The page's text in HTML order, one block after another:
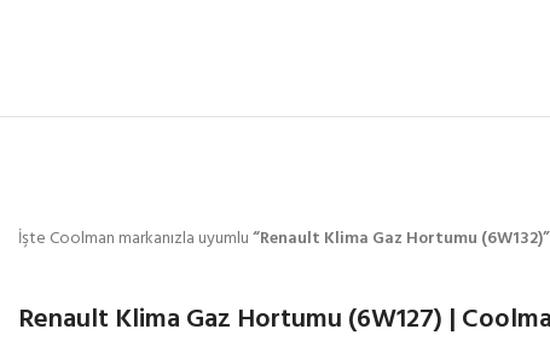
İşte Coolman markanızla uyumlu“Renault Klima Gaz Hortumu (6W132)”
Renault Klima Gaz Hortumu (6W127) |